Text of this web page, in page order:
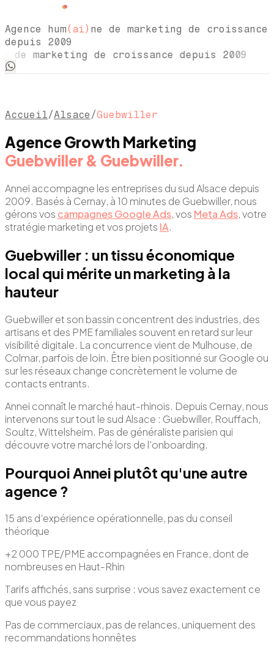
Agence hum(ai) ne de marketing de croissance
depuis 2009
de marketing de croissance depuis 2009
Accueil/Alsace /Guebwiller
Agence Growth Marketing
Guebwiller & Guebwiller.
Annei accompagne les entreprises du sud Alsace depuis
2009. Basés à Cernay, à 10 minutes de Guebwiller, nous
gérons vos campagnes Google Ads, vos Meta Ads, votre
stratégie marketing et vos projets IA.
Guebwiller : un tissu économique
local qui mérite un marketing à la
hauteur
Guebwiller et son bassin concentrent des industries, des
artisans et des PME familiales souvent en retard sur leur
visibilité digitale. La concurrence vient de Mulhouse, de
Colmar, parfois de loin. Être bien positionné sur Google ou
sur les réseaux change concrètement le volume de
contacts entrants.
Annei connaît le marché haut-rhinois. Depuis Cernay, nous
intervenons sur tout le sud Alsace : Guebwiller, Rouffach,
Soultz, Wittelsheim. Pas de généraliste parisien qui
découvre votre marché lors de l'onboarding.
Pourquoi Annei plutôt qu'une autre
agence ?
15 ans d'expérience opérationnelle, pas du conseil
théorique
+2 000 TPE/PME accompagnées en France, dont de
nombreuses en Haut-Rhin
Tarifs affichés, sans surprise : vous savez exactement ce
que vous payez
Pas de commerciaux, pas de relances, uniquement des
recommandations honnêtes